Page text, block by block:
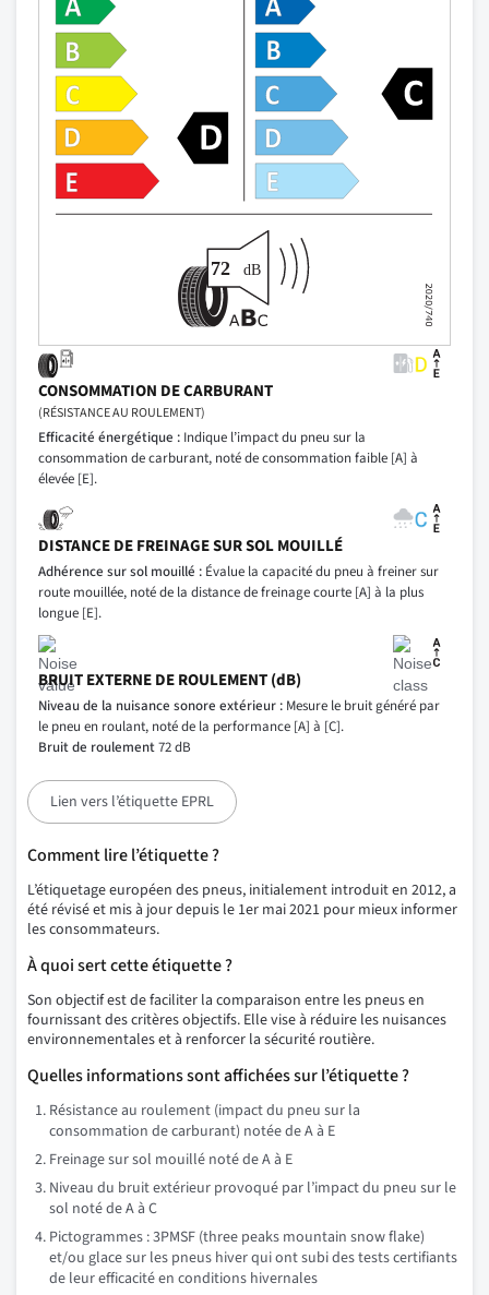
CONSOMMATION DE CARBURANT
(RÉSISTANCE AU ROULEMENT)
Efficacité énergétique : Indique l’impact du pneu sur la
consommation de carburant, noté de consommation faible [A] à
élevée [E].
DISTANCE DE FREINAGE SUR SOL MOUILLÉ
Adhérence sur sol mouillé : Évalue la capacité du pneu à freiner sur
route mouillée, noté de la distance de freinage courte [A] à la plus
longue [E].
BRUIT EXTERNE DE ROULEMENT (dB)
Niveau de la nuisance sonore extérieur : Mesure le bruit généré par
le pneu en roulant, noté de la performance [A] à [C].
Bruit de roulement72 dB
Lien vers l’étiquette EPRL
Comment lire l’étiquette ?
L’étiquetage européen des pneus, initialement introduit en 2012, a
été révisé et mis à jour depuis le 1er mai 2021 pour mieux informer
les consommateurs.
À quoi sert cette étiquette ?
Son objectif est de faciliter la comparaison entre les pneus en
fournissant des critères objectifs. Elle vise à réduire les nuisances
environnementales et à renforcer la sécurité routière.
Quelles informations sont affichées sur l’étiquette ?
Résistance au roulement (impact du pneu sur la
consommation de carburant) notée de A à E
Freinage sur sol mouillé noté de A à E
Niveau du bruit extérieur provoqué par l’impact du pneu sur le
sol noté de A à C
Pictogrammes : 3PMSF (three peaks mountain snow flake)
et/ou glace sur les pneus hiver qui ont subi des tests certifiants
de leur efficacité en conditions hivernales